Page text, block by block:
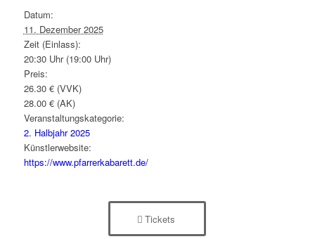
Datum:
11. Dezember 2025
Zeit (Einlass):
20:30 Uhr (19:00 Uhr)
Preis:
26.30 € (VVK)
28.00 € (AK)
Veranstaltungskategorie:
2. Halbjahr 2025
Künstlerwebsite:
https://www.pfarrerkabarett.de/
Tickets